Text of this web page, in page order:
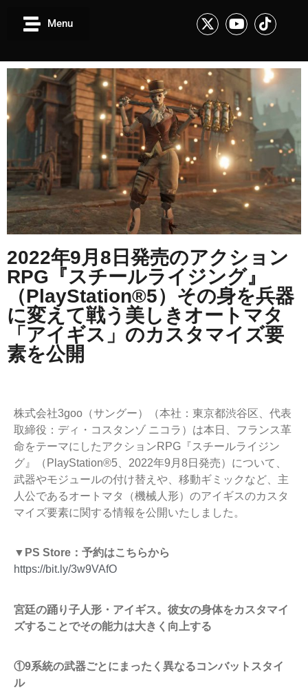
Menu
2022年9月8日発売のアクション
RPG『スチールライジング』
（PlayStation®5）その身を兵器
に変えて戦う美しきオートマタ
「アイギス」のカスタマイズ要
素を公開
株式会社3goo（サングー）（本社：東京都渋谷区、代表
取締役：ディ・コスタンゾ ニコラ）は本日、フランス革
命をテーマにしたアクションRPG『スチールライジン
グ』（PlayStation®5、2022年9月8日発売）について、
武器やモジュールの付け替えや、移動ギミックなど、主
人公であるオートマタ（機械人形）のアイギスのカスタ
マイズ要素に関する情報を公開いたしました。
▼PS Store：予約はこちらから
https://bit.ly/3w9VAfO
宮廷の踊り子人形・アイギス。彼女の身体をカスタマイ
ズすることでその能力は大きく向上する
①9系統の武器ごとにまったく異なるコンバットスタイ
ル